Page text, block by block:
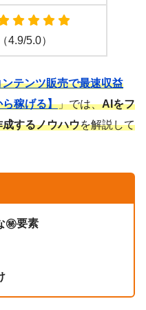
（4.9/5.0）
テンツ販売で最速収益
稼げる】」では、AIをフ
するノウハウを解説して
㊙要素